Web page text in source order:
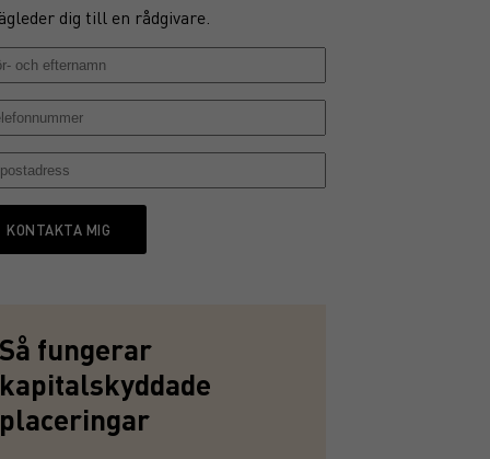
dig till en rådgivare.
KONTAKTA MIG
fungerar